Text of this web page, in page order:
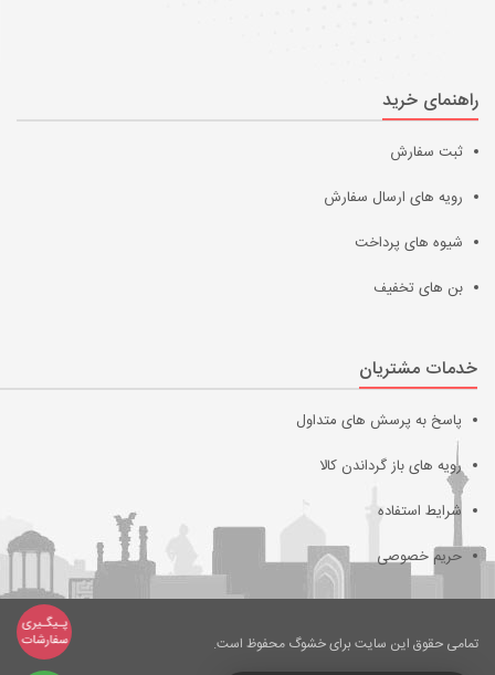
راهنمای خرید
ثبت سفارش
رویه های ارسال سفارش
شیوه های پرداخت
بن های تخفیف
خدمات مشتریان
پاسخ به پرسش های متداول
رویه های باز گرداندن کالا
شرایط استفاده
حریم خصوصی
تمامی حقوق این سایت برای خشوگ محفوظ است.